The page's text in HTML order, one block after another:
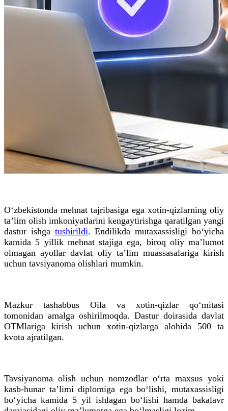
O‘zbekistonda mehnat tajribasiga ega xotin-qizlarning oliy
ta’lim olish imkoniyatlarini kengaytirishga qaratilgan yangi
dastur ishga tushirildi. Endilikda mutaxassisligi bo‘yicha
kamida 5 yillik mehnat stajiga ega, biroq oliy ma’lumot
olmagan ayollar davlat oliy ta’lim muassasalariga kirish
uchun tavsiyanoma olishlari mumkin.
Mazkur tashabbus Oila va xotin-qizlar qo‘mitasi
tomonidan amalga oshirilmoqda. Dastur doirasida davlat
OTMlariga kirish uchun xotin-qizlarga alohida 500 ta
kvota ajratilgan.
Tavsiyanoma olish uchun nomzodlar o‘rta maxsus yoki
kasb-hunar ta’limi diplomiga ega bo‘lishi, mutaxassisligi
bo‘yicha kamida 5 yil ishlagan bo‘lishi hamda bakalavr